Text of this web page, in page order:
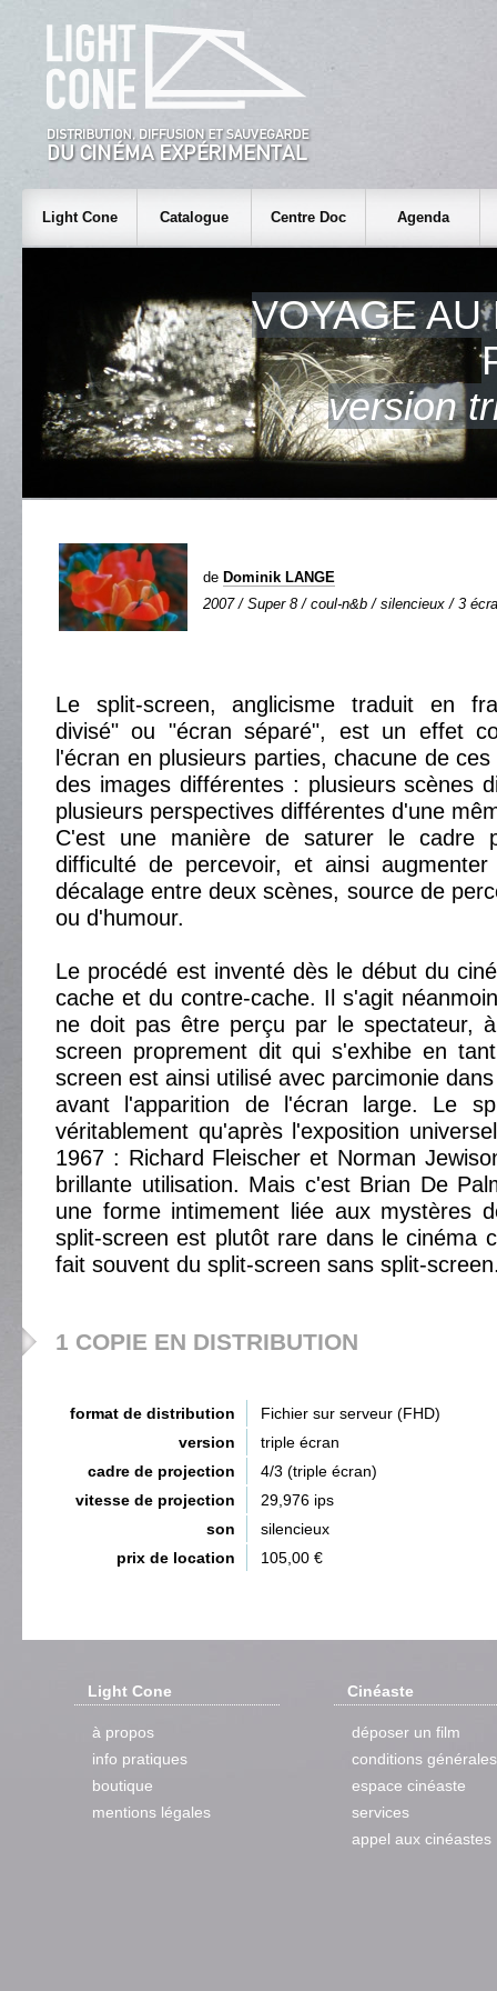
Light Cone Catalogue Centre Doc Agenda
VOYAGE AU
version
de Dominik LANGE
2007 / Super 8 / coul-n&b / silencieux / 3
Le split-screen, anglicisme traduit en
divisé" ou "écran séparé", est un effet
l'écran en plusieurs parties, chacune de
des images différentes : plusieurs scènes
plusieurs perspectives différentes d'une
C'est une manière de saturer le cadre
difficulté de percevoir, et ainsi
décalage entre deux scènes, source de
ou d'humour.
Le procédé est inventé dès le début du
cache et du contre-cache. Il s'agit
ne doit pas être perçu par le spectateur,
screen proprement dit qui s'exhibe en
screen est ainsi utilisé avec parcimonie
avant l'apparition de l'écran large. Le
véritablement qu'après l'exposition
1967 : Richard Fleischer et Norman
brillante utilisation. Mais c'est Brian De
une forme intimement liée aux mystères
split-screen est plutôt rare dans le cinéma
fait souvent du split-screen sans split-
1 COPIE EN DISTRIBUTION
format de distribution
Fichier sur serveur (FHD)
version
triple écran
cadre de projection
4/3 (triple écran)
vitesse de projection
29,976 ips
son
silencieux
prix de location
105,00 €
Light Cone
à propos
info pratiques
boutique
mentions légales
Cinéaste
déposer un film
conditions générales
espace cinéaste
services
appel aux cinéastes